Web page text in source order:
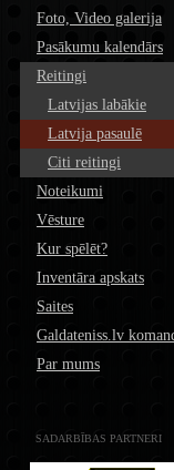
Foto, Video galerija
Pasākumu kalendārs
Reitingi
Latvijas labākie
Latvija pasaulē
Citi reitingi
Noteikumi
Vēsture
Kur spēlēt?
Inventāra apskats
Saites
Galdateniss.lv
Par mums
SADARBĪBAS PARTNERI